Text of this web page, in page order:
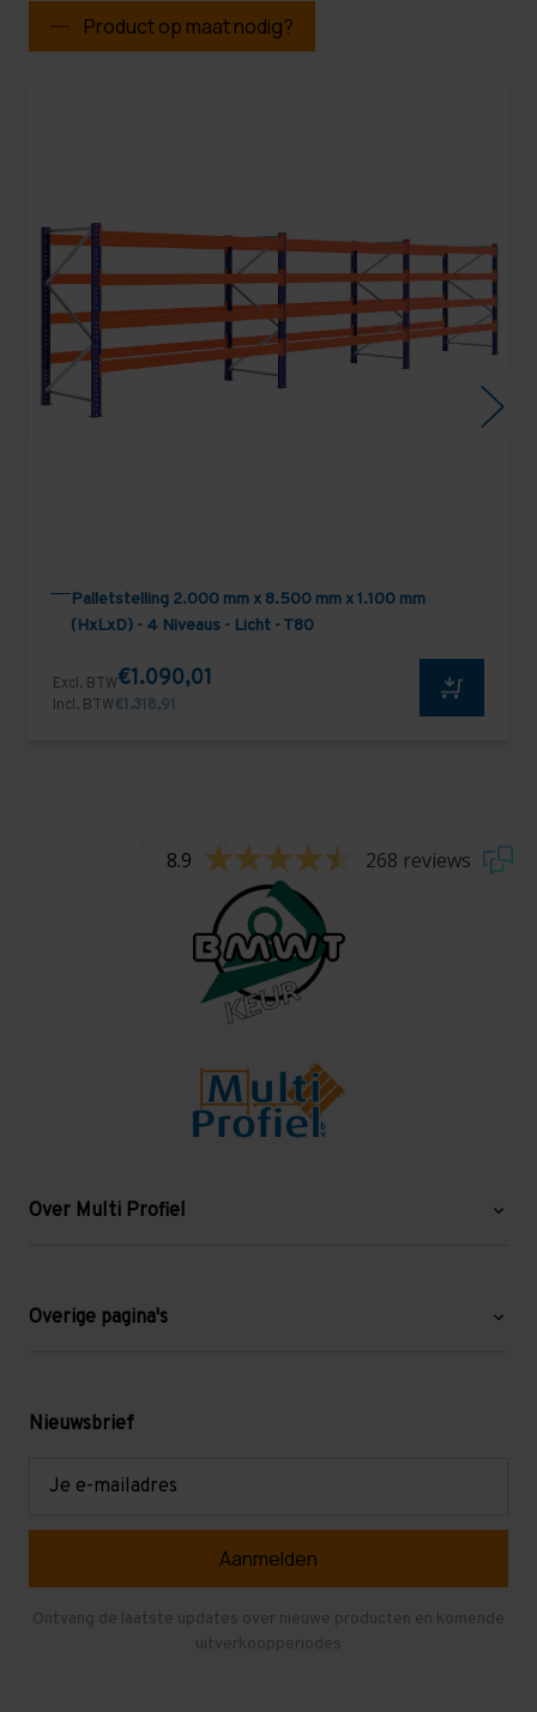
Product op maat nodig?
Palletstelling 2.000 mm x 8.500 mm x 1.100 mm
(HxLxD) - 4 Niveaus - Licht - T80
Excl. BTW€1.090,01
Incl. BTW€1.318,91
8.9 268 reviews
Over Multi Profiel
Blog
Levering en afhalen
Overige pagina's
Mezzanine
Verdiepingsvloeren
Gebruikte entresolvloeren
Nieuwsbrief
Ontvang de laatste updates over nieuwe producten en komende
uitverkoopperiodes